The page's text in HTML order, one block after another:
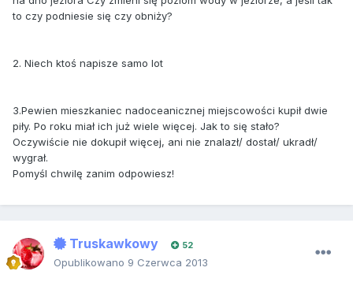
to czy podniesie się czy obniży?
2. Niech ktoś napisze samo lot
3.Pewien mieszkaniec nadoceanicznej miejscowości kupił dwie
piły. Po roku miał ich już wiele więcej. Jak to się stało?
Oczywiście nie dokupił więcej, ani nie znalazł/ dostał/ ukradł/
wygrał.
Pomyśl chwilę zanim odpowiesz!
Truskawkowy 52
Opublikowano 9 Czerwca 2013